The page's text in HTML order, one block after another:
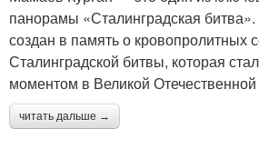
панорамы «Сталинградская
создан в память о кровопролитных
Сталинградской битвы, которая
моментом в Великой
читать дальше →